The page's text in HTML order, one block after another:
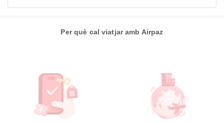
Per què cal viatjar amb Airpaz